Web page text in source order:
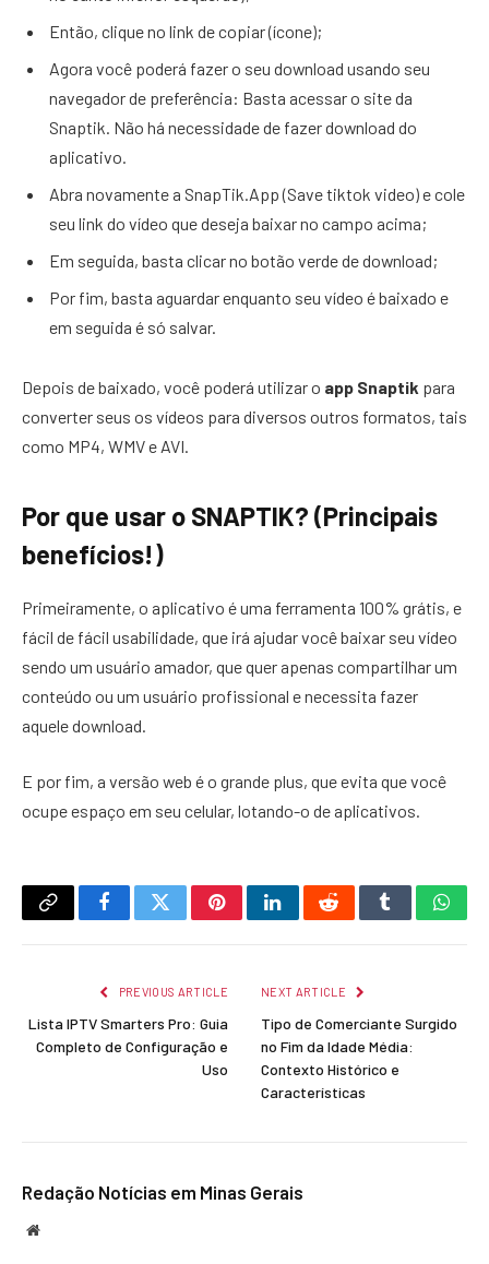
Então, clique no link de copiar (ícone);
Agora você poderá fazer o seu download usando seu
navegador de preferência: Basta acessar o site da
Snaptik. Não há necessidade de fazer download do
aplicativo.
Abra novamente a SnapTik.App (Save tiktok video) e cole
seu link do vídeo que deseja baixar no campo acima;
Em seguida, basta clicar no botão verde de download;
Por fim, basta aguardar enquanto seu vídeo é baixado e
em seguida é só salvar.
Depois de baixado, você poderá utilizar o app Snaptik para
converter seus os vídeos para diversos outros formatos, tais
como MP4, WMV e AVI.
Por que usar o SNAPTIK? (Principais
benefícios!)
Primeiramente, o aplicativo é uma ferramenta 100% grátis, e
fácil de fácil usabilidade, que irá ajudar você baixar seu vídeo
sendo um usuário amador, que quer apenas compartilhar um
conteúdo ou um usuário profissional e necessita fazer
aquele download.
E por fim, a versão web é o grande plus, que evita que você
ocupe espaço em seu celular, lotando-o de aplicativos.
Copy
FacebookTwitterPinterestLinkedInRedditTumblr
PREVIOUS ARTICLE
Lista IPTV Smarters Pro: Guia
Completo de Configuração e
Uso
NEXT ARTICLE
Tipo de Comerciante Surgido
no Fim da Idade Média:
Contexto Histórico e
Características
Redação Notícias em Minas Gerais
Website